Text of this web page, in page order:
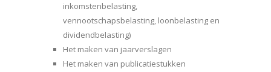
inkomstenbelasting,
vennootschapsbelasting, loonbelasting en
dividendbelasting)
Het maken van jaarverslagen
Het maken van publicatiestukken